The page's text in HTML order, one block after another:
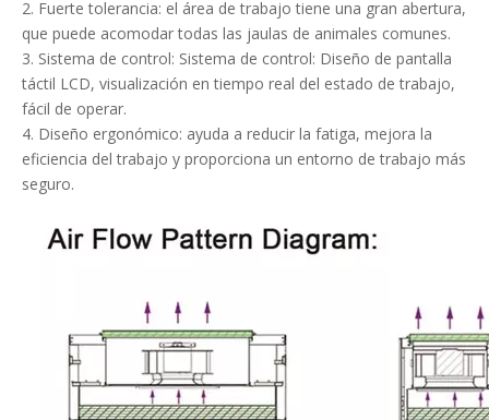
2. Fuerte tolerancia: el área de trabajo tiene una gran abertura,
que puede acomodar todas las jaulas de animales comunes.
3. Sistema de control: Sistema de control: Diseño de pantalla
táctil LCD, visualización en tiempo real del estado de trabajo,
fácil de operar.
4. Diseño ergonómico: ayuda a reducir la fatiga, mejora la
eficiencia del trabajo y proporciona un entorno de trabajo más
seguro.